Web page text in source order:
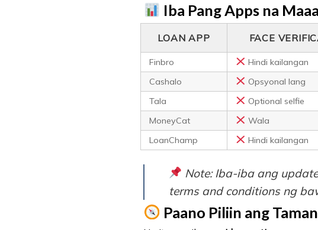
Iba Pang Apps na
LOAN APP FACE
Finbro Hindi kailangan
Cashalo
Opsyonal lang
Tala
Optional selfie
MoneyCat
Wala
LoanChamp
Hindi kailangan
Note: Iba-iba ang
terms and conditions ng
Paano Piliin ang